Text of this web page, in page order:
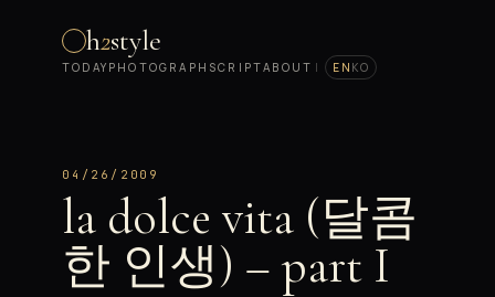
h2style
TODAY PHOTOGRAPH SCRIPTABOUT | EN KO
04/26/2009
la dolce vita (달콤
한 인생) – part I